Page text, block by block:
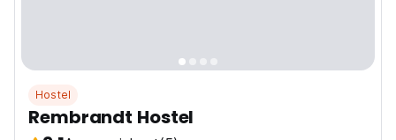
Hostel
Rembrandt Hostel